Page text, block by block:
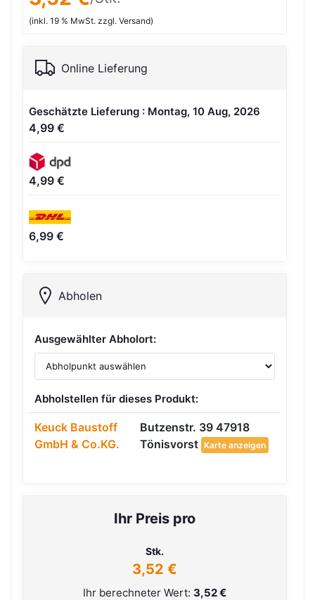
(inkl. 19 % MwSt. zzgl. Versand)
Online Lieferung
Geschätzte Lieferung : Montag, 10 Aug, 2026
4,99 €
4,99 €
6,99 €
Abholen
Ausgewählter Abholort:
Abholstellen für dieses Produkt:
Keuck Baustoff
GmbH & Co.KG.
Butzenstr. 39 47918
Tönisvorst Karte anzeigen
Ihr Preis pro
Stk.
3,52 €
Ihr berechneter Wert: 3,52 €